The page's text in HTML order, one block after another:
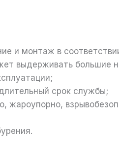
и монтаж в
выдерживать большие
срок службы;
жароупорно,